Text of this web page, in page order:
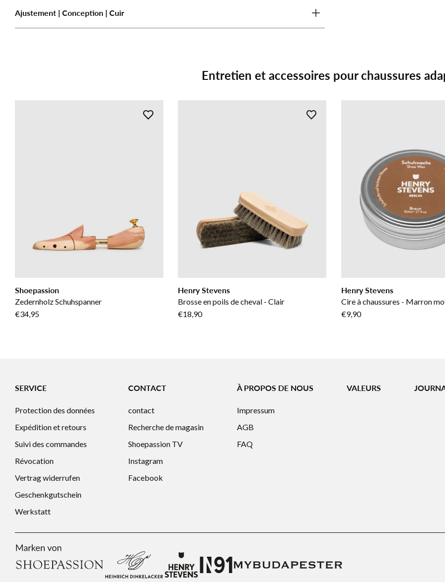
Ajustement | Conception | Cuir
Entretien et accessoires pour chaussures
Shoepassion
Zedernholz Schuhspanner
€34,95
Henry Stevens
Brosse en poils de cheval - Clair
€18,90
Henry Stevens
Cire à chaussures - Marron
€9,90
SERVICE
Protection des données
Expédition et retours
Suivi des commandes
Révocation
Vertrag widerrufen
Geschenkgutschein
Werkstatt
CONTACT
contact
Recherche de magasin
Shoepassion TV
Instagram
Facebook
À PROPOS DE NOUS
Impressum
AGB
FAQ
VALEURS